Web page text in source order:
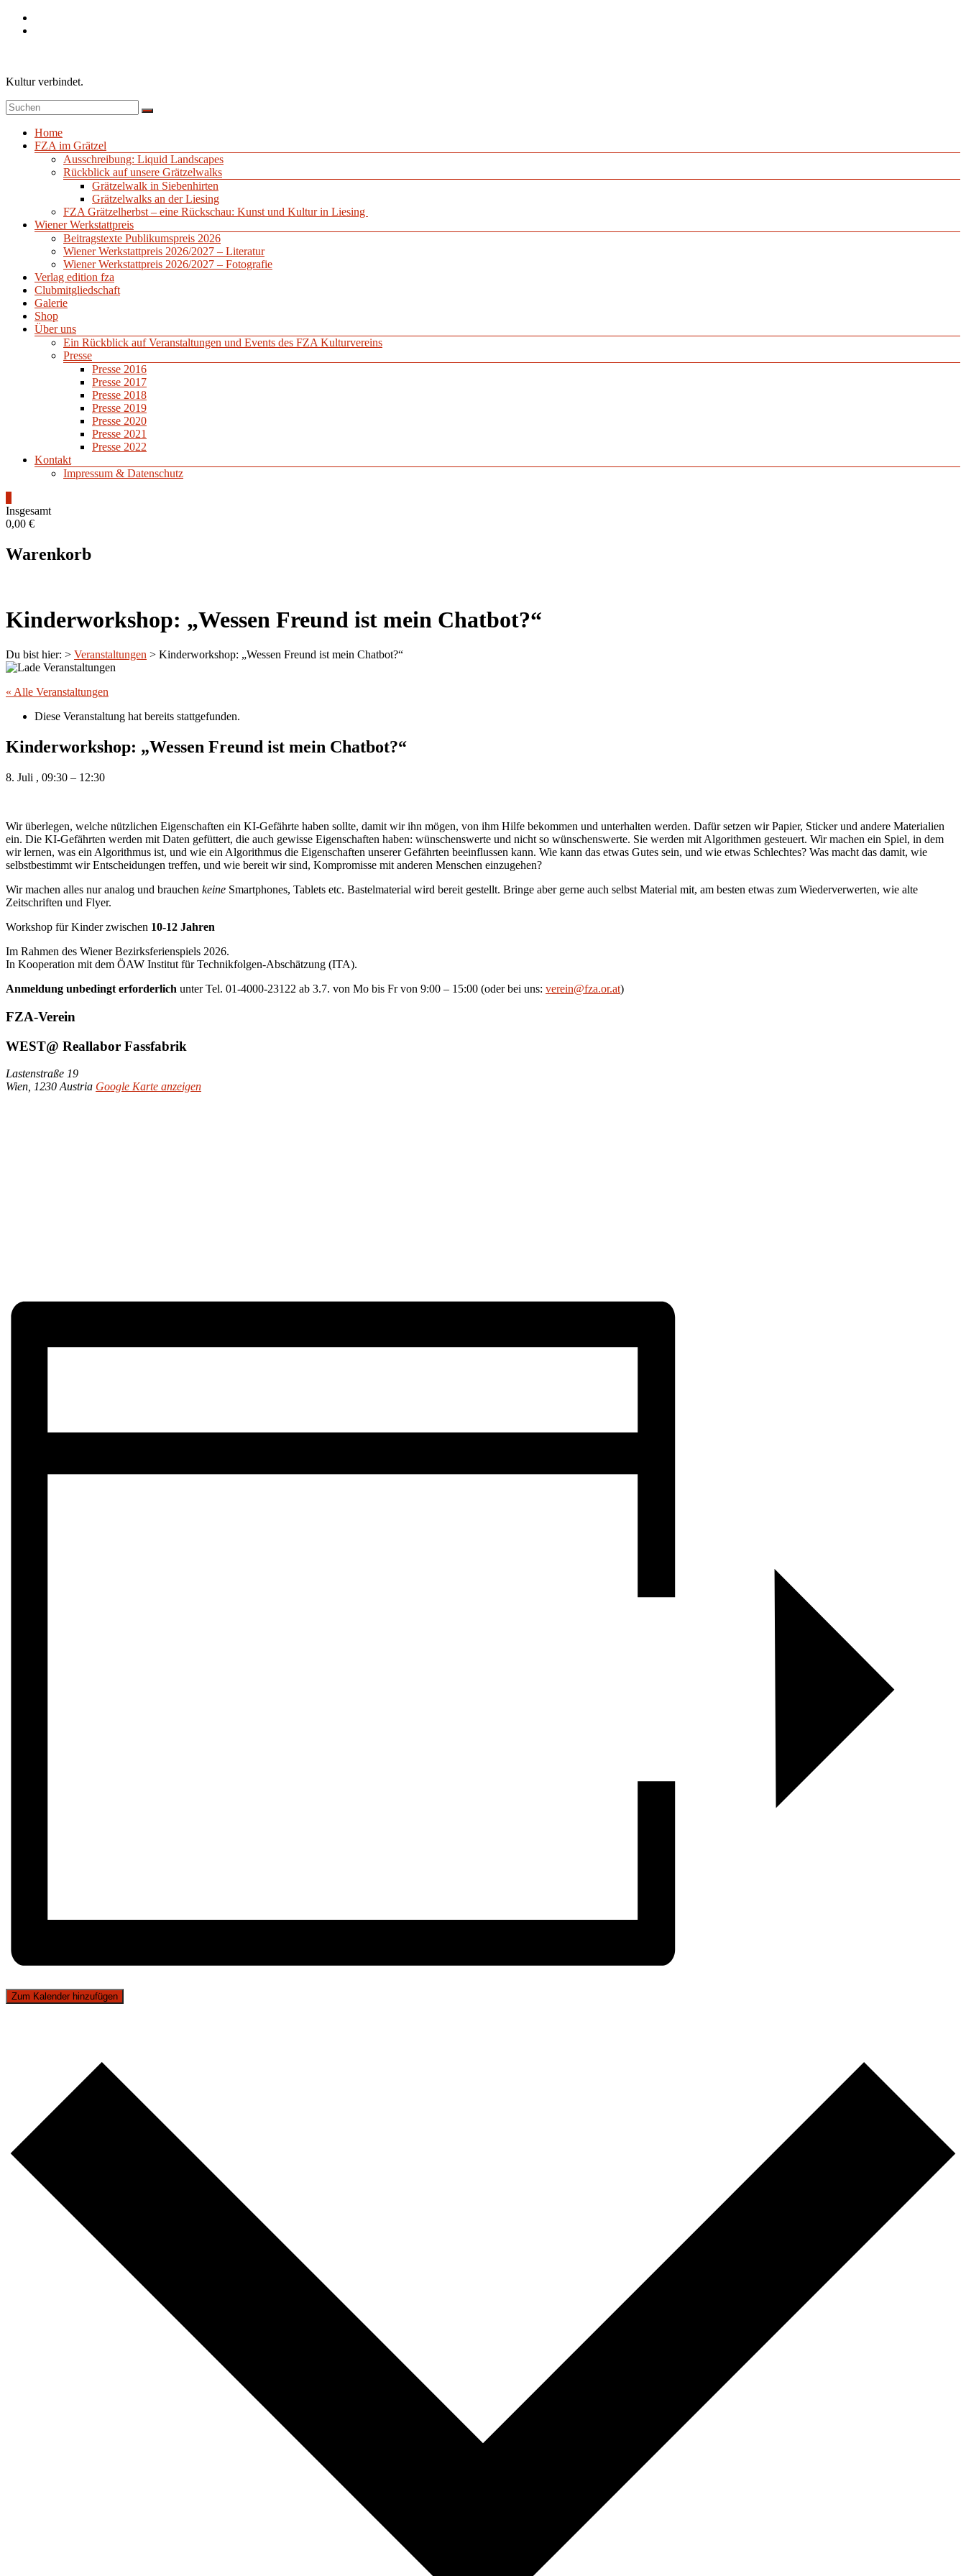
Zum
Inhalt
Kultur verbindet.
Menü
Home
FZA im Grätzel
Ausschreibung: Liquid Landscapes
Rückblick auf unsere Grätzelwalks
Grätzelwalk in Siebenhirten
Grätzelwalks an der Liesing
FZA Grätzelherbst – eine Rückschau: Kunst und Kultur in Liesing
Wiener Werkstattpreis
Beitragstexte Publikumspreis 2026
Wiener Werkstattpreis 2026/2027 – Literatur
Wiener Werkstattpreis 2026/2027 – Fotografie
Verlag edition fza
Clubmitgliedschaft
Galerie
Shop
Über uns
Ein Rückblick auf Veranstaltungen und Events des FZA Kulturvereins
Presse
Presse 2016
Presse 2017
Presse 2018
Presse 2019
Presse 2020
Presse 2021
Presse 2022
Kontakt
Impressum & Datenschutz
Insgesamt
0,00 €
Warenkorb
Kinderworkshop: „Wessen Freund ist mein Chatbot?“
Du bist hier: > Veranstaltungen > Kinderworkshop: „Wessen Freund ist mein Chatbot?“
« Alle Veranstaltungen
Diese Veranstaltung hat bereits stattgefunden.
Kinderworkshop: „Wessen Freund ist mein Chatbot?“
8. Juli , 09:30 – 12:30
Wir überlegen, welche nützlichen Eigenschaften ein KI-Gefährte haben sollte, damit wir ihn mögen, von ihm Hilfe bekommen und unterhalten werden. Dafür setzen wir Papier, Sticker und andere Materialien
ein. Die KI-Gefährten werden mit Daten gefüttert, die auch gewisse Eigenschaften haben: wünschenswerte und nicht so wünschenswerte. Sie werden mit Algorithmen gesteuert. Wir machen ein Spiel, in dem
wir lernen, was ein Algorithmus ist, und wie ein Algorithmus die Eigenschaften unserer Gefährten beeinflussen kann. Wie kann das etwas Gutes sein, und wie etwas Schlechtes? Was macht das damit, wie
selbstbestimmt wir Entscheidungen treffen, und wie bereit wir sind, Kompromisse mit anderen Menschen einzugehen?
Wir machen alles nur analog und brauchen keine Smartphones, Tablets etc. Bastelmaterial wird bereit gestellt. Bringe aber gerne auch selbst Material mit, am besten etwas zum Wiederverwerten, wie alte
Zeitschriften und Flyer.
Workshop für Kinder zwischen 10-12 Jahren
Im Rahmen des Wiener Bezirksferienspiels 2026.
In Kooperation mit dem ÖAW Institut für Technikfolgen-Abschätzung (ITA).
Anmeldung unbedingt erforderlich unter Tel. 01-4000-23122 ab 3.7. von Mo bis Fr von 9:00 – 15:00 (oder bei uns: verein@fza.or.at)
FZA-Verein
WEST@ Reallabor Fassfabrik
Lastenstraße 19
Wien 1230 Austria Google Karte anzeigen
Zum Kalender hinzufügen